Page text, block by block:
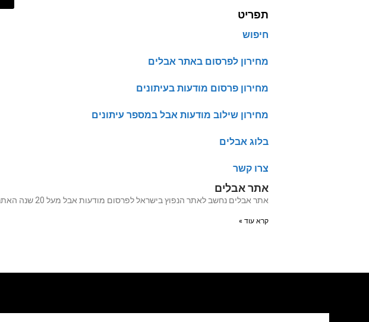
תפריט
חיפוש
מחירון לפרסום באתר אבלים
מחירון פרסום מודעות בעיתונים
מחירון שילוב מודעות אבל במספר עיתונים
בלוג אבלים
צרו קשר
אתר אבלים
אתר אבלים נחשב לאתר הנפוץ בישראל לפרסום מודעות אבל מעל 20 שנה האתר עבר לאחרונה שדרוג מערכות על מנת שכל
קרא עוד »